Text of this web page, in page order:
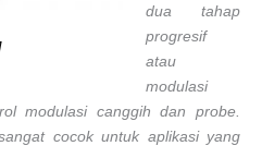
dua tahap
progresif
atau
modulasi
modulasi canggih dan probe.
cocok untuk aplikasi yang